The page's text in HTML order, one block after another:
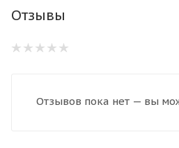
Отзывы
Отзывов пока нет — вы